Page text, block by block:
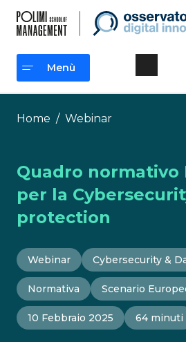
contenuto
Menù
Menù
Home / Webinar
Quadro normativo
per la
protection
Webinar Cybersecurity &
Normativa Scenario
10 Febbraio 2025 64 minuti